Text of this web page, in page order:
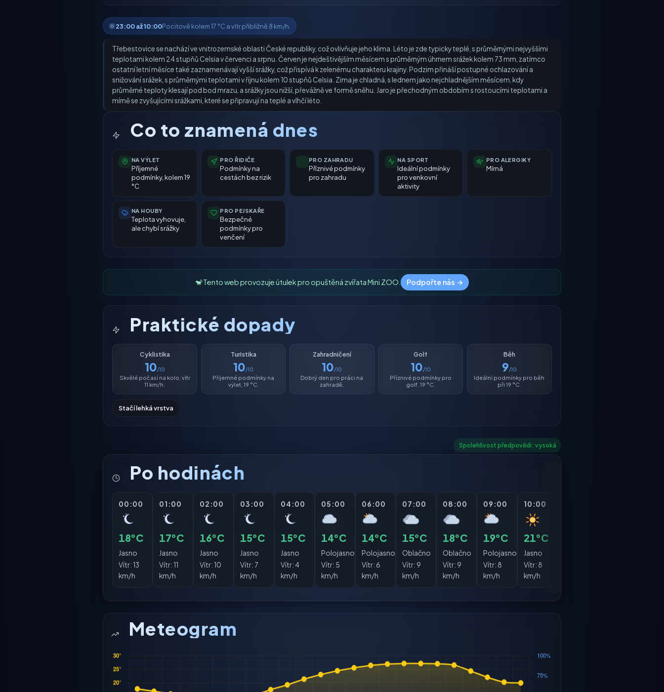
23:00 až 10:00Pocitově kolem 17 °C a vítr přibližně 8 km/h.
Třebestovice se nachází ve vnitrozemské oblasti České republiky, což ovlivňuje jeho klima. Léto je zde typicky teplé, s průměrnými nejvyššími
teplotami kolem 24 stupňů Celsia v červenci a srpnu. Červen je nejdeštivějším měsícem s průměrným úhrnem srážek kolem 73 mm, zatímco
ostatní letní měsíce také zaznamenávají vyšší srážky, což přispívá k zelenému charakteru krajiny. Podzim přináší postupné ochlazování a
snižování srážek, s průměrnými teplotami v říjnu kolem 10 stupňů Celsia. Zima je chladná, s lednem jako nejchladnějším měsícem, kdy
průměrné teploty klesají pod bod mrazu, a srážky jsou nižší, převážně ve formě sněhu. Jaro je přechodným obdobím s rostoucími teplotami a
mírně se zvyšujícími srážkami, které se připravují na teplé a vlhčí léto.
Co to znamená dnes
NA VÝLET
Příjemné
podmínky, kolem 19
°C
PRO ŘIDIČE
Podmínky na
cestách bez rizik
PRO ZAHRADU
Příznivé podmínky
pro zahradu
NA SPORT
Ideální podmínky
pro venkovní
aktivity
PRO ALERGIKY
Mírná
NA HOUBY
Teplota vyhovuje,
ale chybí srážky
PRO PEJSKAŘE
Bezpečné
podmínky pro
venčení
🐒 Tento web provozuje útulek pro opuštěná zvířata Mini ZOO. Podpořte nás →
Praktické dopady
Cyklistika
10/10
Skvělé počasí na kolo, vítr
11 km/h.
Turistika
10/10
Příjemné podmínky na
výlet, 19 °C.
Zahradničení
10/10
Dobrý den pro práci na
zahradě.
Golf
10/10
Příznivé podmínky pro
golf, 19 °C.
Běh
9/10
Ideální podmínky pro běh
při 19 °C.
Stačí lehká vrstva
Spolehlivost předpovědi: vysoká
Po hodinách
00:00
18°C
Jasno
Vítr: 13
km/h
01:00
17°C
Jasno
Vítr: 11
km/h
02:00
16°C
Jasno
Vítr: 10
km/h
03:00
15°C
Jasno
Vítr: 7
km/h
04:00
15°C
Jasno
Vítr: 4
km/h
05:00
14°C
Polojasno
Vítr: 5
km/h
06:00
14°C
Polojasno
Vítr: 6
km/h
07:00
15°C
Oblačno
Vítr: 9
km/h
08:00
18°C
Oblačno
Vítr: 9
km/h
09:00
19°C
Polojasno
Vítr: 8
km/h
10:00
21°C
Jasno
Vítr: 8
km/h
Meteogram